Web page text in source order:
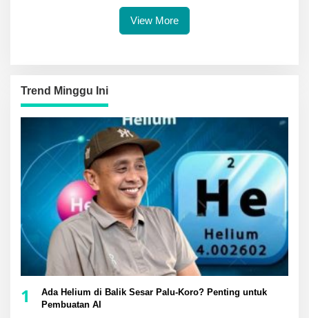
View More
Trend Minggu Ini
1
Ada Helium di Balik Sesar Palu-Koro? Penting untuk
Pembuatan AI